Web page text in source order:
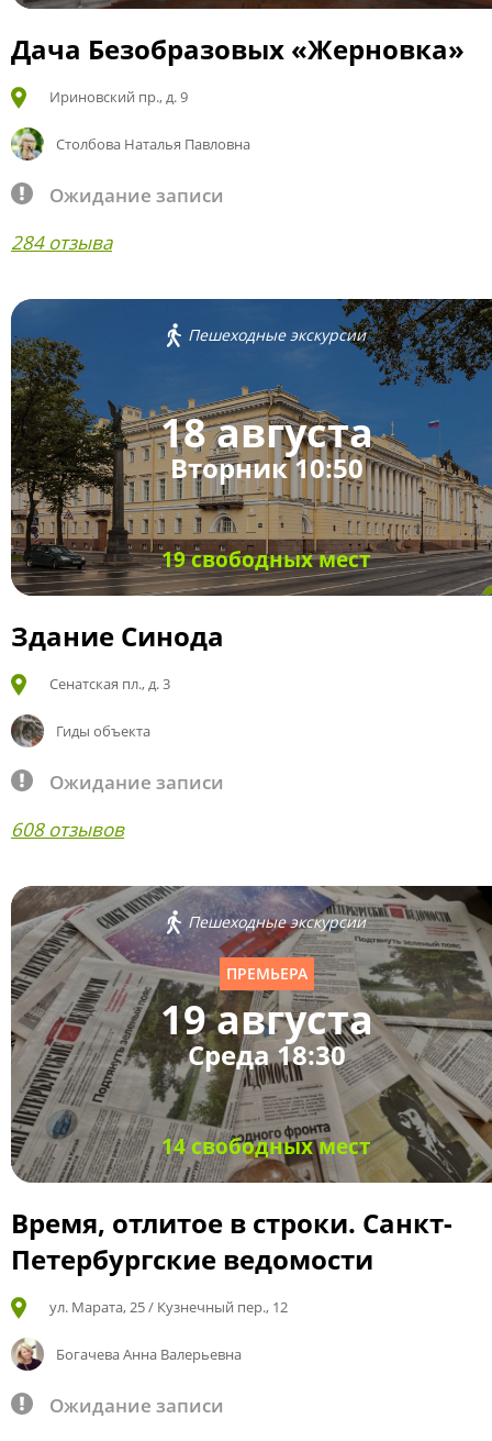
Дача Безобразовых «Жерновка»
Ириновский пр., д. 9
Столбова Наталья Павловна
Ожидание записи
284 отзыва
Пешеходные экскурсии
18 августа
Вторник 10:50
19 свободных мест
Здание Синода
Сенатская пл., д. 3
Гиды объекта
Ожидание записи
608 отзывов
Пешеходные экскурсии
ПРЕМЬЕРА
19 августа
Среда 18:30
14 свободных мест
Время, отлитое в строки. Санкт-
Петербургские ведомости
ул. Марата, 25 / Кузнечный пер., 12
Богачева Анна Валерьевна
Ожидание записи